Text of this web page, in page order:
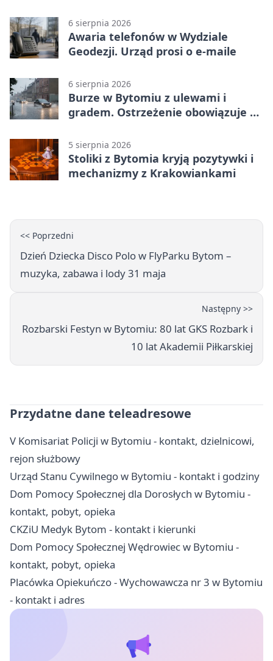
6 sierpnia 2026
Awaria telefonów w Wydziale
Geodezji. Urząd prosi o e-maile
6 sierpnia 2026
Burze w Bytomiu z ulewami i
gradem. Ostrzeżenie obowiązuje do
5 sierpnia 2026
Stoliki z Bytomia kryją pozytywki i
mechanizmy z Krakowiankami
<< Poprzedni
Dzień Dziecka Disco Polo w FlyParku Bytom –
muzyka, zabawa i lody 31 maja
Następny >>
Rozbarski Festyn w Bytomiu: 80 lat GKS Rozbark i
10 lat Akademii Piłkarskiej
Przydatne dane teleadresowe
V Komisariat Policji w Bytomiu - kontakt, dzielnicowi,
rejon służbowy
Urząd Stanu Cywilnego w Bytomiu - kontakt i godziny
Dom Pomocy Społecznej dla Dorosłych w Bytomiu -
kontakt, pobyt, opieka
CKZiU Medyk Bytom - kontakt i kierunki
Dom Pomocy Społecznej Wędrowiec w Bytomiu -
kontakt, pobyt, opieka
Placówka Opiekuńczo - Wychowawcza nr 3 w Bytomiu
- kontakt i adres